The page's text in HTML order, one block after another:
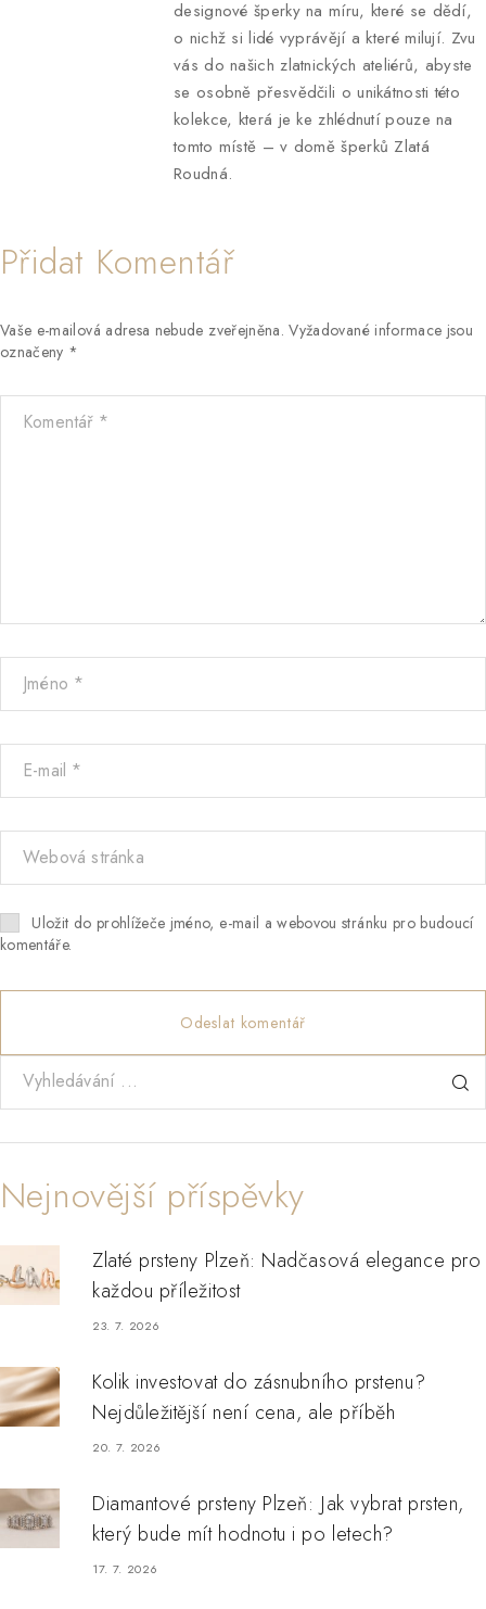
designové šperky na míru, které se dědí,
o nichž si lidé vyprávějí a které milují. Zvu
vás do našich zlatnických ateliérů, abyste
se osobně přesvědčili o unikátnosti této
kolekce, která je ke zhlédnutí pouze na
tomto místě – v domě šperků Zlatá
Roudná.
Přidat Komentář
Vaše e-mailová adresa nebude zveřejněna. Vyžadované informace jsou
označeny *
Uložit do prohlížeče jméno, e-mail a webovou stránku pro budoucí
komentáře.
Odeslat komentář
Nejnovější příspěvky
Zlaté prsteny Plzeň: Nadčasová elegance pro
každou příležitost
23. 7. 2026
Kolik investovat do zásnubního prstenu?
Nejdůležitější není cena, ale příběh
20. 7. 2026
Diamantové prsteny Plzeň: Jak vybrat prsten,
který bude mít hodnotu i po letech?
17. 7. 2026